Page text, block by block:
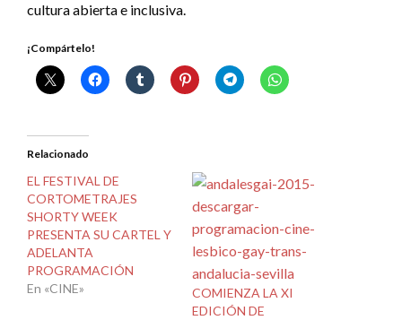
cultura abierta e inclusiva.
¡Compártelo!
Relacionado
EL FESTIVAL DE
CORTOMETRAJES
SHORTY WEEK
PRESENTA SU CARTEL Y
ADELANTA
PROGRAMACIÓN
En «CINE»
COMIENZA LA XI
EDICIÓN DE